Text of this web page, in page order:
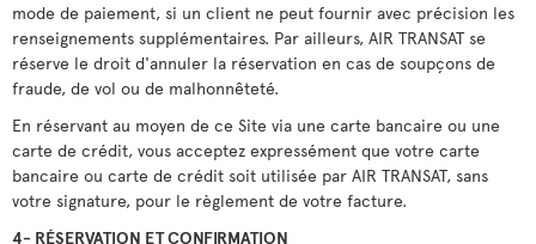
mode de paiement, si un client ne peut fournir avec précision les
renseignements supplémentaires. Par ailleurs, AIR TRANSAT se
réserve le droit d'annuler la réservation en cas de soupçons de
fraude, de vol ou de malhonnêteté.
En réservant au moyen de ce Site via une carte bancaire ou une
carte de crédit, vous acceptez expressément que votre carte
bancaire ou carte de crédit soit utilisée par AIR TRANSAT, sans
votre signature, pour le règlement de votre facture.
4- RÉSERVATION ET CONFIRMATION